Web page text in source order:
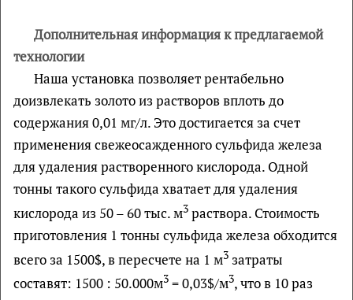
Дополнительная информация к предлагаемой
технологии
Наша установка позволяет рентабельно
доизвлекать золото из растворов вплоть до
содержания 0,01 мг/л. Это достигается за счет
применения свежеосажденного сульфида железа
для удаления растворенного кислорода. Одной
тонны такого сульфида хватает для удаления
кислорода из 50 – 60 тыс. м3 раствора. Стоимость
приготовления 1 тонны сульфида железа обходится
всего за 1500$, в пересчете на 1 м3 затраты
составят: 1500 : 50.000м3 = 0,03$/м3, что в 10 раз